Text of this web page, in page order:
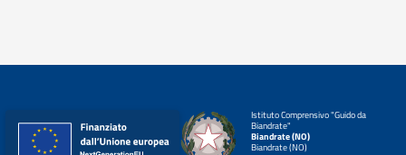
Istituto Comprensivo "Guido da
Biandrate"
Biandrate (NO)
Biandrate (NO)